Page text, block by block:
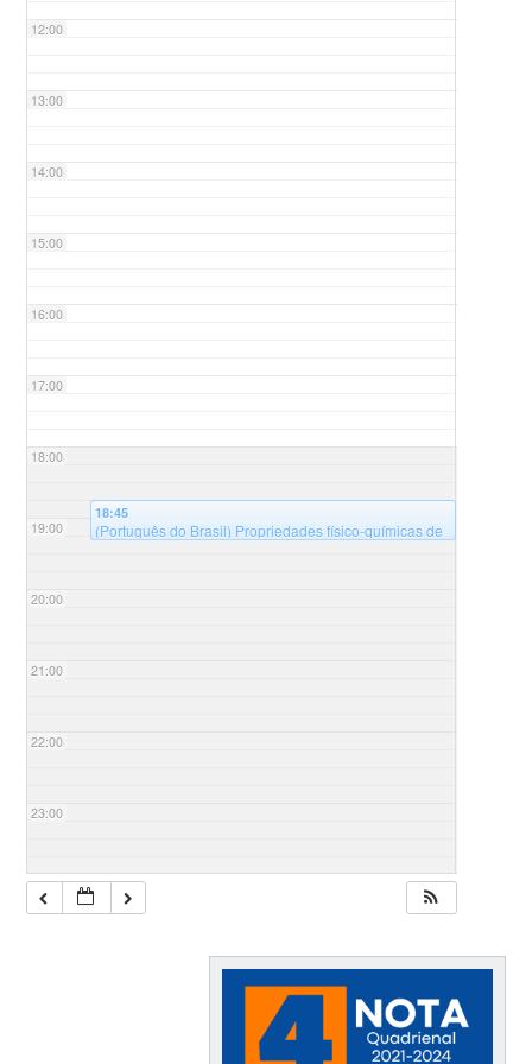
12:00
13:00
14:00
15:00
16:00
17:00
18:00
19:00
20:00
21:00
22:00
23:00
18:45
(Português do Brasil) Propriedades físico-químicas de